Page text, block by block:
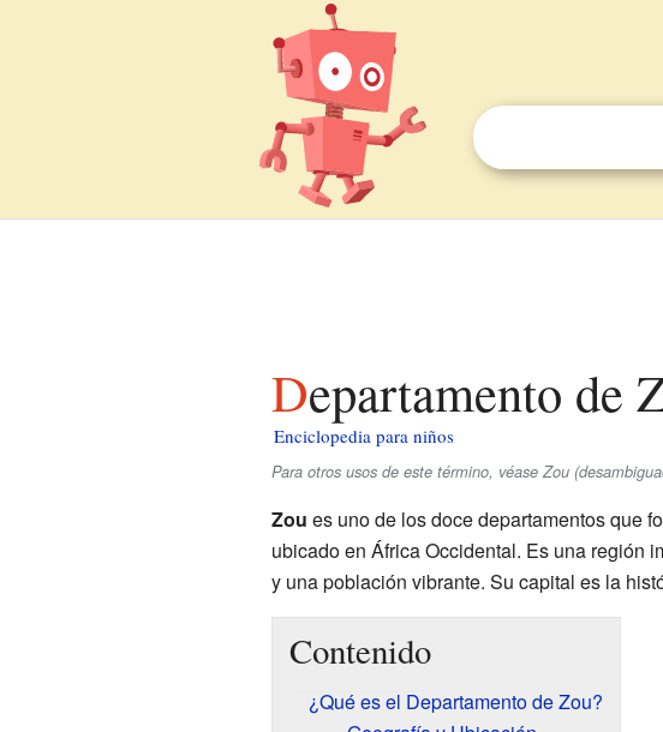
Departamento de
Enciclopedia para niños
Para otros usos de este término, véase Zou
Zou es uno de los doce departamentos que
ubicado en África Occidental. Es una región
y una población vibrante. Su capital es la
Contenido
¿Qué es el Departamento de Zou?